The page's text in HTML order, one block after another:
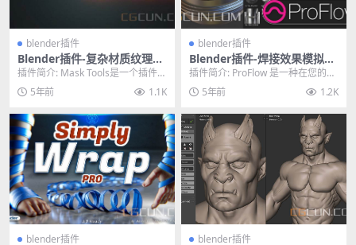
blender插件
Blender插件-复杂材质纹理混
合遮罩制作插件 Mask Tools
1.6
插件简介: Mask Tools是一个插件，
可以在Blender中更改纹理和创建...
5年前 1.1K
blender插件
Blender插件-焊接效果模拟螺
丝模具自定义插件 Blender M
arket ProFlow v0.0.6
插件简介: ProFlow 是一种在您的对
象上添加浮子的工具，可以模拟焊
接效果的...
5年前 1.2K
blender插件 blender插件